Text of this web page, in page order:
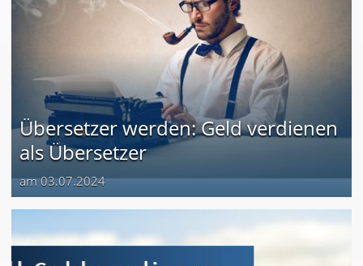
Übersetzer werden: Geld verdienen
als Übersetzer
am 03.07.2024